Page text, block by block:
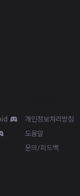
개인정보처리방침
도움말
문의/피드백